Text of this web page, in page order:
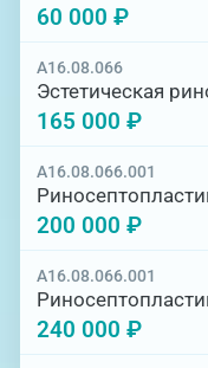
60 000 ₽
A16.08.066
Эстетическая
165 000 ₽
A16.08.066.001
200 000 ₽
A16.08.066.001
240 000 ₽